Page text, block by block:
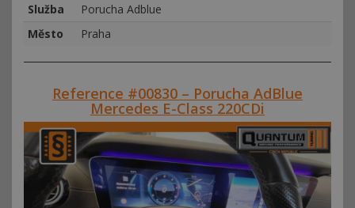
Služba
Porucha Adblue
Město
Praha
Reference #00830 – Porucha AdBlue
Mercedes E-Class 220CDi